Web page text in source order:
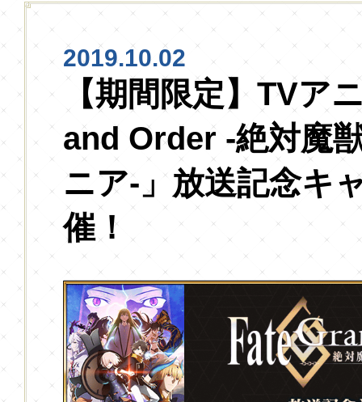
2019.10.02
【期間限定】TVア
and Order -絶対魔
ニア-」放送記念キ
催！